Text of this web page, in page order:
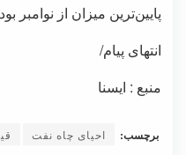
پایین‌ترین میزان از نوامبر
انتهای پیام/
منبع : ایسنا
برچسب: احیای چاه نفت